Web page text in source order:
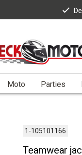
Moto Parties
1-105101166
Teamwear